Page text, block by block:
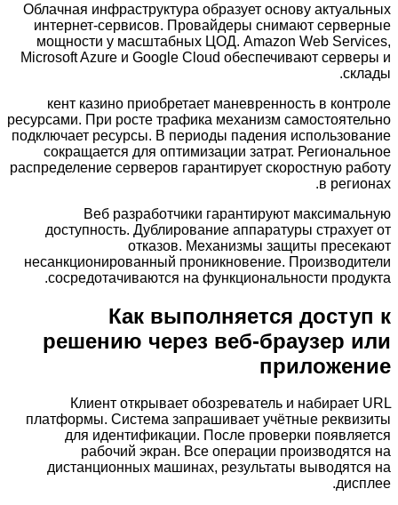
Облачная инфраструктура образует основу актуальных
интернет-сервисов. Провайдеры снимают серверные
мощности у масштабных ЦОД. Amazon Web Services,
Microsoft Azure и Google Cloud обеспечивают серверы и
склады.
кент казино приобретает маневренность в контроле
ресурсами. При росте трафика механизм самостоятельно
подключает ресурсы. В периоды падения использование
сокращается для оптимизации затрат. Региональное
распределение серверов гарантирует скоростную работу
в регионах.
Веб разработчики гарантируют максимальную
доступность. Дублирование аппаратуры страхует от
отказов. Механизмы защиты пресекают
несанкционированный проникновение. Производители
сосредотачиваются на функциональности продукта.
Как выполняется доступ к
решению через веб-браузер или
приложение
Клиент открывает обозреватель и набирает URL
платформы. Система запрашивает учётные реквизиты
для идентификации. После проверки появляется
рабочий экран. Все операции производятся на
дистанционных машинах, результаты выводятся на
дисплее.